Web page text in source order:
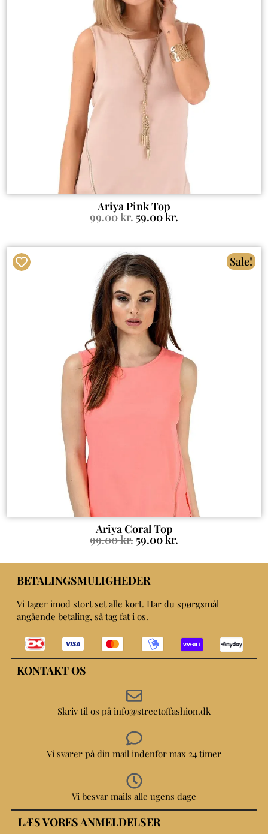
Ariya Pink Top
99.00kr. 59.00kr.
Sale!
Ariya Coral Top
99.00kr. 59.00kr.
BETALINGSMULIGHEDER
Vi tager imod stort set alle kort. Har du spørgsmål
angående betaling, så tag fat i os.
KONTAKT OS
Skriv til os på info@streetoffashion.dk
Vi svarer på din mail indenfor max 24 timer
Vi besvar mails alle ugens dage
LÆS VORES ANMELDELSER